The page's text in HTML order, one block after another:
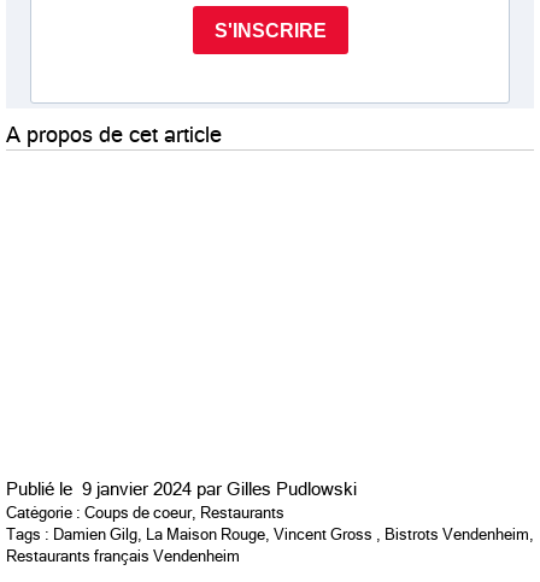
A propos de cet article
Publié le 9 janvier 2024 par Gilles Pudlowski
Catégorie : Coups de coeur, Restaurants
Tags : Damien Gilg La Maison Rouge Vincent Gross Bistrots Vendenheim
Restaurants français Vendenheim